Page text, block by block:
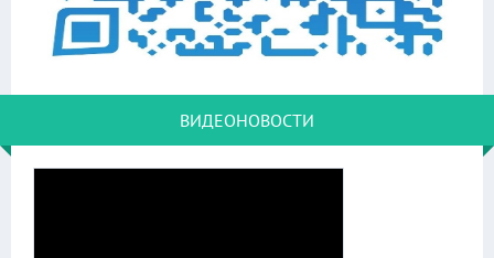
ВИДЕОНОВОСТИ